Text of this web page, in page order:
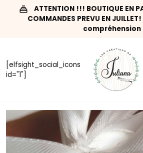
ATTENTION !!! BOUTIQUE EN
COMMANDES PREVU EN
compréhension
[elfsight_social_icons
id="1"]